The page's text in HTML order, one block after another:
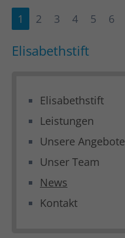
1 2 3 4 5 6
Elisabethstift
Elisabethstift
Leistungen
Unsere Angebote
Unser Team
News
Kontakt